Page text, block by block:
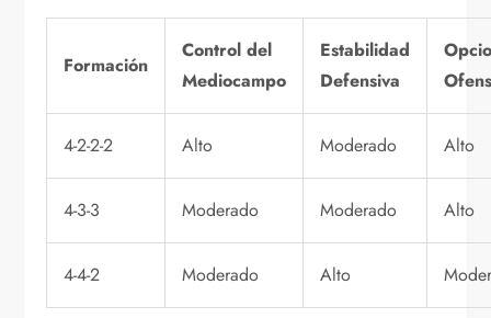
Formación
Control del
Mediocampo
Estabilidad
Defensiva
4-2-2-2 Alto Moderado Alto
4-3-3 Moderado Moderado Alto
4-4-2 Moderado Alto